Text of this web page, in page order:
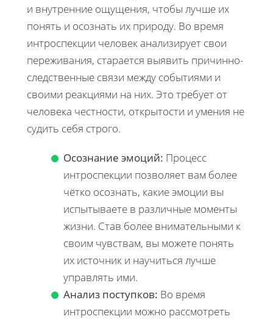
и внутренние ощущения, чтобы лучше их
понять и осознать их природу. Во время
интроспекции человек анализирует свои
переживания, старается выявить причинно-
следственные связи между событиями и
своими реакциями на них. Это требует от
человека честности, открытости и умения не
судить себя строго.
Осознание эмоций: Процесс
интроспекции позволяет вам более
чётко осознать, какие эмоции вы
испытываете в различные моменты
жизни. Став более внимательными к
своим чувствам, вы можете понять
их источник и научиться лучше
управлять ими.
Анализ поступков: Во время
интроспекции можно рассмотреть